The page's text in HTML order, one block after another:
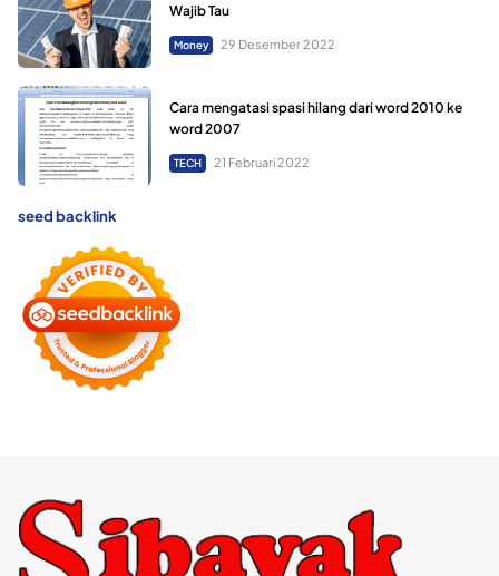
Wajib Tau
Money 29 Desember 2022
Cara mengatasi spasi hilang dari word 2010 ke
word 2007
TECH 21 Februari 2022
seed backlink